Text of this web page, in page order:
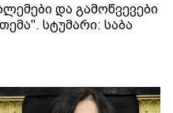
და გამოწვევები
სტუმარი: საბა